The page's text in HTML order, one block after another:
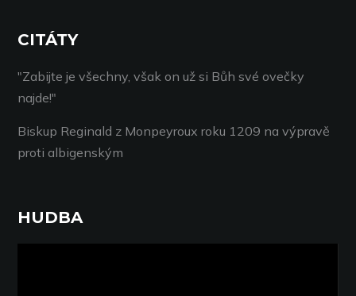
CITÁTY
"Zabijte je všechny, však on už si Bůh své ovečky
najde!"
Biskup Reginald z Monpeyroux roku 1209 na výpravě
proti albigenským
HUDBA